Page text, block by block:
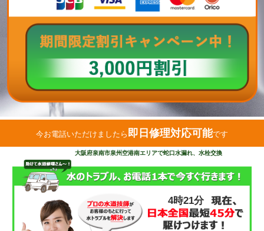
今お電話いただけましたら 即日修理対応可能です
大阪府泉南市泉州空港南エリアで蛇口水漏れ、水栓交換
4時21分